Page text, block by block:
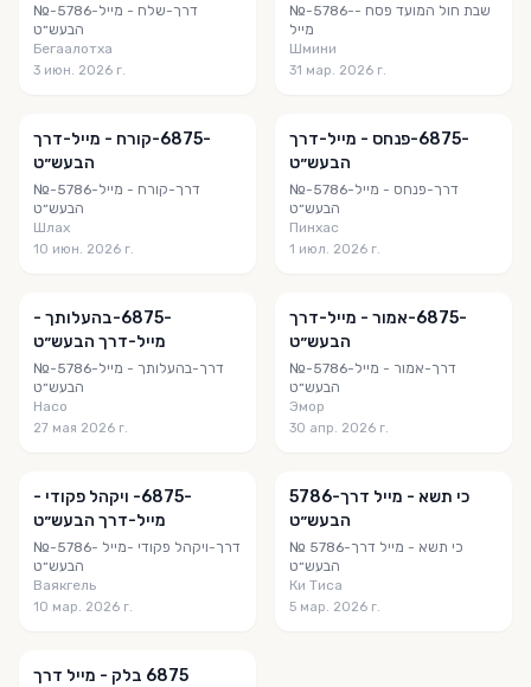
№-5786-‎⁨שלח - מייל⁩-דרך
הבעש״ט
Бегаалотха
3 июн. 2026 г.
№-5786-‎⁨שבת חול המועד פסח -
Шмини
31 мар. 2026 г.
-5786-‎⁨קורח - מייל⁩-דרך
הבעש״ט
№-5786-‎⁨קורח - מייל⁩-דרך
הבעש״ט
Шлах
10 июн. 2026 г.
-5786-‎⁨פנחס - מייל⁩-דרך
הבעש״ט
№-5786-‎⁨פנחס - מייל⁩-דרך
הבעש״ט
Пинхас
1 июл. 2026 г.
-5786-‎⁨בהעלותך -
מייל⁩-דרך הבעש״ט
№-5786-‎⁨בהעלותך - מייל⁩-דרך
הבעש״ט
Насо
27 мая 2026 г.
-5786-‎⁨אמור - מייל⁩-דרך
הבעש״ט
№-5786-‎⁨אמור - מייל⁩-דרך
הבעש״ט
Эмор
30 апр. 2026 г.
-5786- ‎⁨ויקהל פקודי -
מייל⁩-דרך הבעש״ט
№-5786- ‎⁨ויקהל פקודי -מייל⁩-דרך
הבעש״ט
Ваякгель
10 мар. 2026 г.
5786-כי תשא - מייל⁩ דרך
הבעש״ט
№ 5786-כי תשא - מייל⁩ דרך
הבעש״ט
Ки Тиса
5 мар. 2026 г.
5786 ‎⁨בלק - מייל⁩ דרך